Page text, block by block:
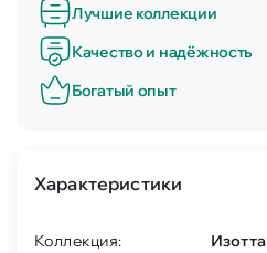
Лучшие коллекции
Качество и надёжность
Богатый опыт
Характеристики
Коллекция:
Изотта